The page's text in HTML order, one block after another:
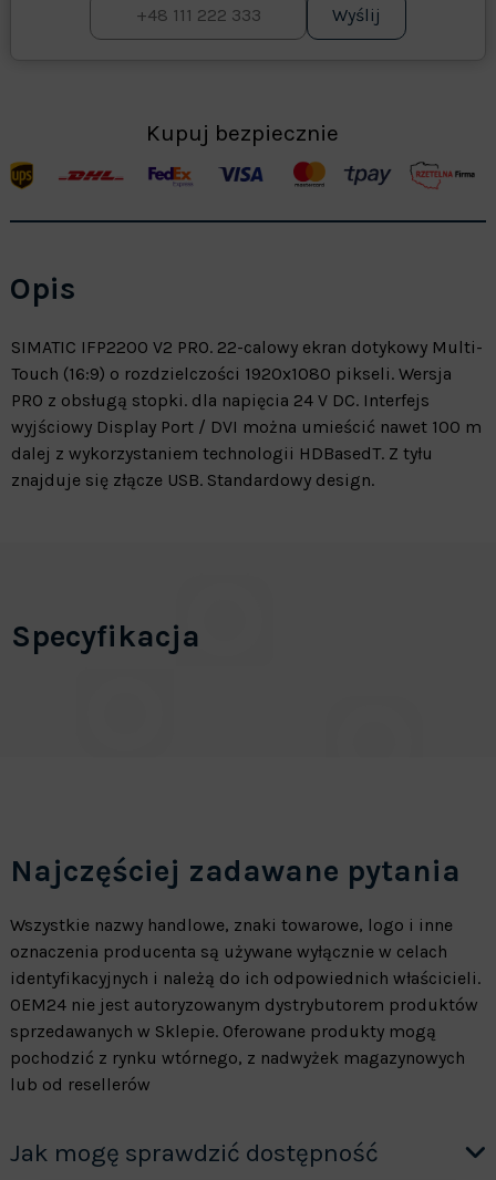
Wyślij
Kupuj bezpiecznie
Opis
SIMATIC IFP2200 V2 PRO. 22-calowy ekran dotykowy Multi-
Touch (16:9) o rozdzielczości 1920x1080 pikseli. Wersja
PRO z obsługą stopki. dla napięcia 24 V DC. Interfejs
wyjściowy Display Port / DVI można umieścić nawet 100 m
dalej z wykorzystaniem technologii HDBasedT. Z tyłu
znajduje się złącze USB. Standardowy design.
Specyfikacja
Najczęściej zadawane pytania
Wszystkie nazwy handlowe, znaki towarowe, logo i inne
oznaczenia producenta są używane wyłącznie w celach
identyfikacyjnych i należą do ich odpowiednich właścicieli.
OEM24 nie jest autoryzowanym dystrybutorem produktów
sprzedawanych w Sklepie. Oferowane produkty mogą
pochodzić z rynku wtórnego, z nadwyżek magazynowych
lub od resellerów
Jak mogę sprawdzić dostępność